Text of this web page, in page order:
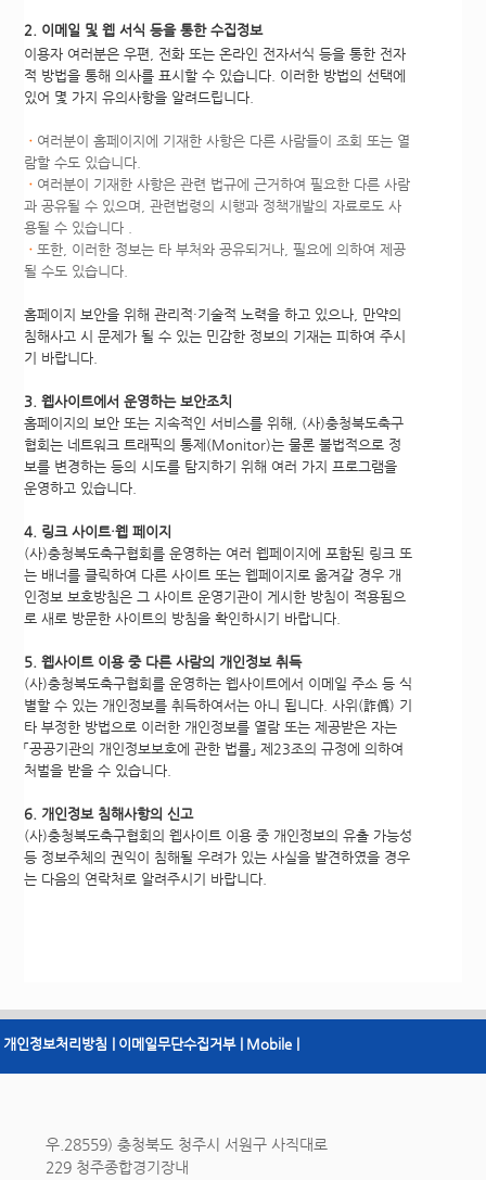
2. 이메일 및 웹 서식 등을 통한 수집정보
이용자 여러분은 우편, 전화 또는 온라인 전자서식 등을 통한 전자
적 방법을 통해 의사를 표시할 수 있습니다. 이러한 방법의 선택에
있어 몇 가지 유의사항을 알려드립니다.
ㆍ 여러분이 홈페이지에 기재한 사항은 다른 사람들이 조회 또는 열
람할 수도 있습니다.
ㆍ 여러분이 기재한 사항은 관련 법규에 근거하여 필요한 다른 사람
과 공유될 수 있으며, 관련법령의 시행과 정책개발의 자료로도 사
용될 수 있습니다 .
ㆍ또한, 이러한 정보는 타 부처와 공유되거나, 필요에 의하여 제공
될 수도 있습니다.
홈페이지 보안을 위해 관리적·기술적 노력을 하고 있으나, 만약의
침해사고 시 문제가 될 수 있는 민감한 정보의 기재는 피하여 주시
기 바랍니다.
3. 웹사이트에서 운영하는 보안조치
홈페이지의 보안 또는 지속적인 서비스를 위해, (사)충청북도축구
협회는 네트워크 트래픽의 통제(Monitor)는 물론 불법적으로 정
보를 변경하는 등의 시도를 탐지하기 위해 여러 가지 프로그램을
운영하고 있습니다.
4. 링크 사이트·웹 페이지
(사)충청북도축구협회를 운영하는 여러 웹페이지에 포함된 링크 또
는 배너를 클릭하여 다른 사이트 또는 웹페이지로 옮겨갈 경우 개
인정보 보호방침은 그 사이트 운영기관이 게시한 방침이 적용됨으
로 새로 방문한 사이트의 방침을 확인하시기 바랍니다.
5. 웹사이트 이용 중 다른 사람의 개인정보 취득
(사)충청북도축구협회를 운영하는 웹사이트에서 이메일 주소 등 식
별할 수 있는 개인정보를 취득하여서는 아니 됩니다. 사위(詐僞) 기
타 부정한 방법으로 이러한 개인정보를 열람 또는 제공받은 자는
「공공기관의 개인정보보호에 관한 법률」 제23조의 규정에 의하여
처벌을 받을 수 있습니다.
6. 개인정보 침해사항의 신고
(사)충청북도축구협회의 웹사이트 이용 중 개인정보의 유출 가능성
등 정보주체의 권익이 침해될 우려가 있는 사실을 발견하였을 경우
는 다음의 연락처로 알려주시기 바랍니다.
개인정보처리방침 | 이메일무단수집거부 | Mobile |
우.28559) 충청북도 청주시 서원구 사직대로
229 청주종합경기장내